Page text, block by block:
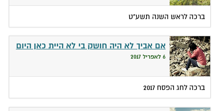
ברכה לראש השנה תשע"ט
אם אביך לא היה חושק בי לא היית כאן היום
6 לאפריל 2017
ברכה לחג הפסח 2017